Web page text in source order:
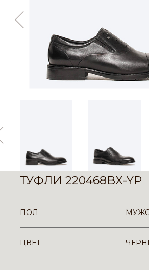
ТУФЛИ 220468BX-YP
ПОЛ
ЦВЕТ